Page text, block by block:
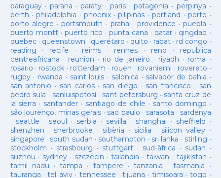
paraguay· parana ·paraty · paris·patagonia · perpinya ·
perth ·philadelphia · phoenix·pilipinas ·portland · porto ·
porto alegre ·portsmouth ·praha · providence ·puebla ·
puerto montt· puerto rico ·punta cana · qatar · qingdao ·
quebec· queenstown · querétaro · quito · rabat · rd congo ·
reading · recife · reims· rennes · reno · republica
centreafricana · reunion · rio de janeiro · riyadh · roma ·
rosario · rostock · rotterdam · rouen · rovaniemi · rovereto ·
rugby· rwanda · saint louis · salonica · salvador de bahia ·
san antonio · san carlos· san diego · san francisco · san
pedro sula · sanluispotosí· sant petersburg · santa cruz de
la sierra · santander · santiago de chile · santo domingo ·
são lourenço, minas gerais · sao paulo · sarasota · sardenya
· seattle · seoul · serbia · sevilla · shanghai · sheffield ·
shenzhen · sherbrooke · sibèria · sicilia · silicon valley ·
singapore · south sudan · southampton · sri lanka · stirling ·
stockholm · strasbourg · stuttgart· sud-âfrica · sudan ·
suzhou · sydney · szczecin ·tailandia ·taiwan · tajikistan ·
tamil nadu ·tampa · tampere · tanzania ·tasmania ·
tauranga ·tel aviv· tennessee ·tijuana ·timisoara ·togo ·